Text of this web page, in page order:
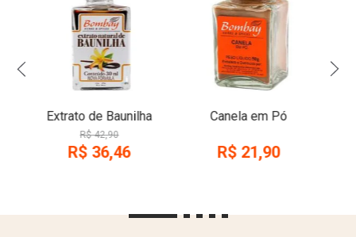
Extrato de Baunilha
R$ 42,90
R$ 36,46
Canela em Pó
R$ 21,90